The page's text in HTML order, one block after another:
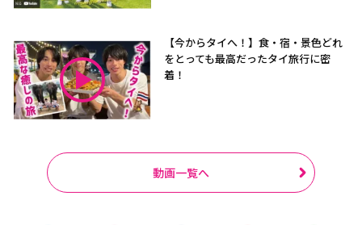
【今からタイへ！】食・宿・景色どれ
をとっても最高だったタイ旅行に密
着！
動画一覧へ